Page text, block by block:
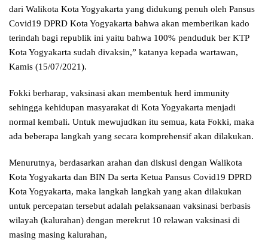
dari Walikota Kota Yogyakarta yang didukung penuh oleh Pansus
Covid19 DPRD Kota Yogyakarta bahwa akan memberikan kado
terindah bagi republik ini yaitu bahwa 100% penduduk ber KTP
Kota Yogyakarta sudah divaksin,” katanya kepada wartawan,
Kamis (15/07/2021).
Fokki berharap, vaksinasi akan membentuk herd immunity
sehingga kehidupan masyarakat di Kota Yogyakarta menjadi
normal kembali. Untuk mewujudkan itu semua, kata Fokki, maka
ada beberapa langkah yang secara komprehensif akan dilakukan.
Menurutnya, berdasarkan arahan dan diskusi dengan Walikota
Kota Yogyakarta dan BIN Da serta Ketua Pansus Covid19 DPRD
Kota Yogyakarta, maka langkah langkah yang akan dilakukan
untuk percepatan tersebut adalah pelaksanaan vaksinasi berbasis
wilayah (kalurahan) dengan merekrut 10 relawan vaksinasi di
masing masing kalurahan,